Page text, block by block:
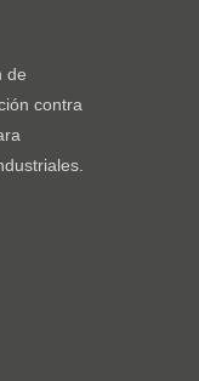
de
contra